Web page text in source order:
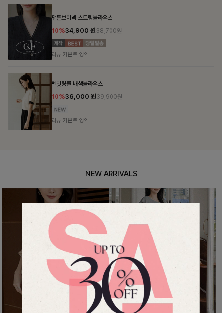
칠스트라이프 카라7부니트
10%31,900 원35,400원
리뷰 카운트 영역
셀드펜던트 7부니트
10%25,800 원28,600원
리뷰 카운트 영역
NEW ARRIVALS